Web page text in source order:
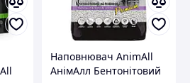
Наповнювач AnimAll
АнімАлл Бентонітовий